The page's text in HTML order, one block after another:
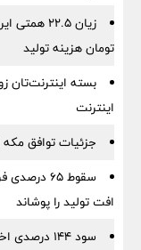
تومان هزینه تولید
بسته اینترنت‌تان
اینترنت
جزئیات توافق مکه
سقوط ۶۵
افت تولید را پوشاند